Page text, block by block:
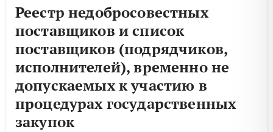
Реестр недобросовестных
поставщиков и список
поставщиков (подрядчиков,
исполнителей), временно не
допускаемых к участию в
процедурах государственных
закупок